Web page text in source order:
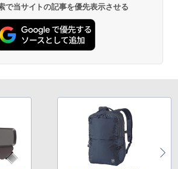
で当サイトの記事を優先表示させる